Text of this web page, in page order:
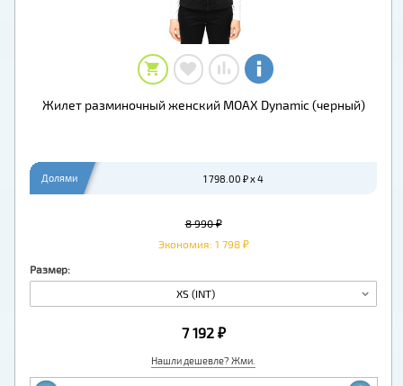
Жилет разминочный женский MOAX Dynamic (черный)
Долями 1 798.00 ₽ x 4
Размер:
XS (INT)
8 990 ₽
Экономия: 1 798 ₽
Нашли дешевле? Жми.
7 192 ₽